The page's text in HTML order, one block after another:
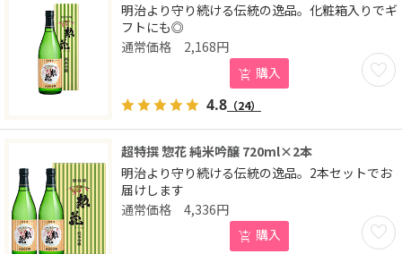
明治より守り続ける伝統の逸品。化粧箱入りでギ
フトにも◎
お気
2,168円
購入
4.8 （24）
超特撰 惣花 純米吟醸 720ml×2本
明治より守り続ける伝統の逸品。2本セットでお
届けします
お気
4,336円
購入